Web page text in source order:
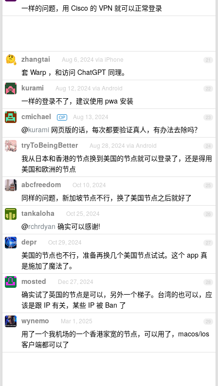
一样的问题，用 Cisco 的 VPN 就可以正常登录
21
zhangtai Aug 6, 2024 via iPhone
套 Warp ，和访问 ChatGPT 同理。
22
kurami Aug 12, 2024 via Android
一样的登录不了，建议使用 pwa 安装
23
cmichael OP Aug 13, 2024
@kurami 网页版的话，每次都要验证真人，有办法去除吗？
24
tryToBeingBetter Aug 28, 2024 via Android
我从日本和香港的节点换到美国的节点就可以登录了，还是得用
美国和欧洲的节点
25
abcfreedom Oct 10, 2024
同样的问题，新加坡节点不行，换了美国节点之后就好了
26
tankaloha Oct 25, 2024
@rchrdyan 确实可以感谢!
27
depr Oct 29, 2024
美国的节点也不行，准备再换几个美国节点试试。这个 app 真
是施加了魔法了。
28
mosted Dec 27, 2024
确实试了英国的节点是可以，另外一个梯子。台湾的也可以，应
该是跟 IP 有关，某些 IP 被 Ban 了
29
wynemo Mar 1, 2025
用了一个我机场的一个香港家宽的节点，可以用了，macos/ios
客户端都可以了